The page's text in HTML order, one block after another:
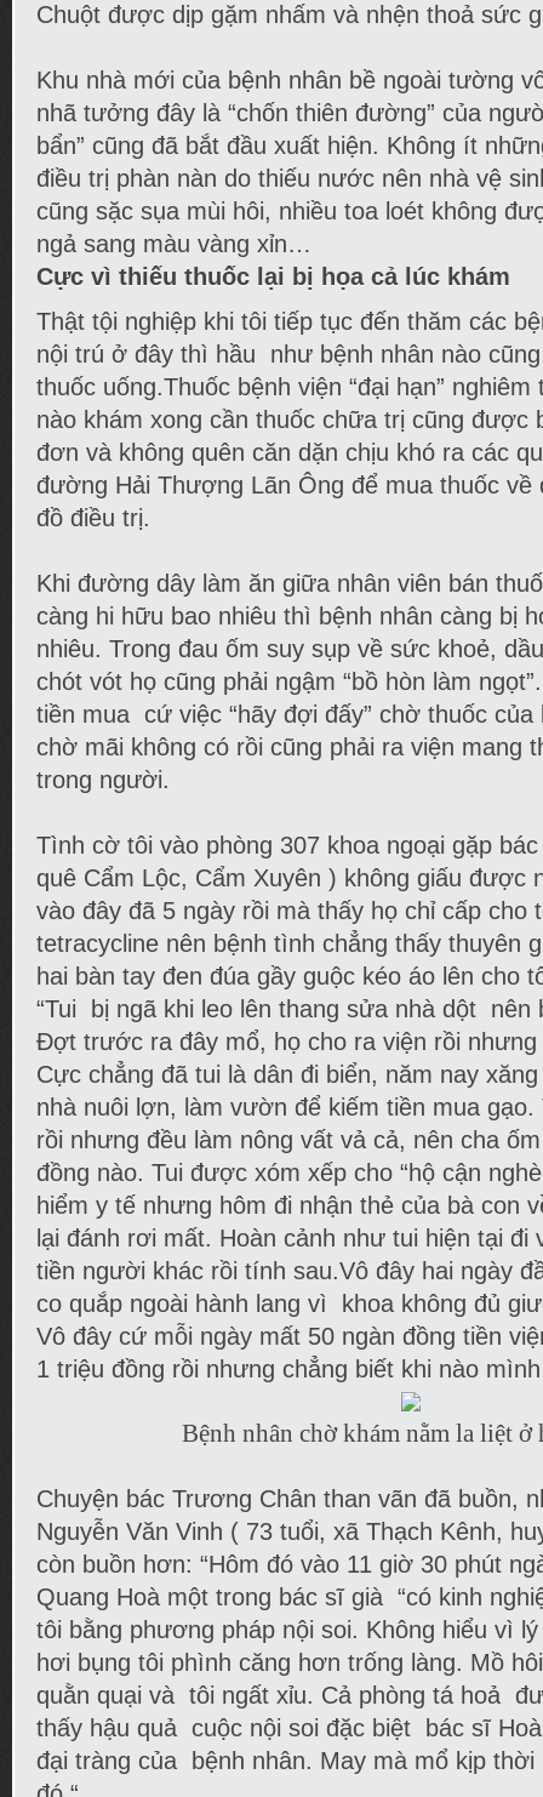
Chuột được dịp gặm nhấm và nhện thoả sức
Khu nhà mới của bệnh nhân bề ngoài tường
nhã tưởng đây là “chốn thiên đường” của
bẩn” cũng đã bắt đầu xuất hiện. Không ít
điều trị phàn nàn do thiếu nước nên nhà vệ
cũng sặc sụa mùi hôi, nhiều toa loét không
ngả sang màu vàng xỉn…
Cực vì thiếu thuốc lại bị họa cả lúc khám
Thật tội nghiệp khi tôi tiếp tục đến thăm các
nội trú ở đây thì hầu như bệnh nhân nào
thuốc uống.Thuốc bệnh viện “đại hạn”
nào khám xong cần thuốc chữa trị cũng được
đơn và không quên căn dặn chịu khó ra các
đường Hải Thượng Lãn Ông để mua thuốc về
đồ điều trị.
Khi đường dây làm ăn giữa nhân viên bán
càng hi hữu bao nhiêu thì bệnh nhân càng bị
nhiêu. Trong đau ốm suy sụp về sức khoẻ,
chót vót họ cũng phải ngậm “bồ hòn làm
tiền mua cứ việc “hãy đợi đấy” chờ thuốc của
chờ mãi không có rồi cũng phải ra viện mang
trong người.
Tình cờ tôi vào phòng 307 khoa ngoại gặp
quê Cẩm Lộc, Cẩm Xuyên ) không giấu được
vào đây đã 5 ngày rồi mà thấy họ chỉ cấp cho
tetracycline nên bệnh tình chẳng thấy thuyên
hai bàn tay đen đúa gầy guộc kéo áo lên cho
“Tui bị ngã khi leo lên thang sửa nhà dột nên
Đợt trước ra đây mổ, họ cho ra viện rồi nhưng
Cực chẳng đã tui là dân đi biển, năm nay
nhà nuôi lợn, làm vườn để kiếm tiền mua
rồi nhưng đều làm nông vất vả cả, nên cha
đồng nào. Tui được xóm xếp cho “hộ cận
hiểm y tế nhưng hôm đi nhận thẻ của bà con
lại đánh rơi mất. Hoàn cảnh như tui hiện tại đi
tiền người khác rồi tính sau.Vô đây hai ngày
co quắp ngoài hành lang vì khoa không đủ
Vô đây cứ mỗi ngày mất 50 ngàn đồng tiền
1 triệu đồng rồi nhưng chẳng biết khi nào
Bệnh nhân chờ khám nằm la liệt ở
Chuyện bác Trương Chân than vãn đã buồn,
Nguyễn Văn Vinh ( 73 tuổi, xã Thạch Kênh,
còn buồn hơn: “Hôm đó vào 11 giờ 30 phút
Quang Hoà một trong bác sĩ già “có kinh
tôi bằng phương pháp nội soi. Không hiểu vì
hơi bụng tôi phình căng hơn trống làng. Mồ
quằn quại và tôi ngất xỉu. Cả phòng tá hoả
thấy hậu quả cuộc nội soi đặc biệt bác sĩ
đại tràng của bệnh nhân. May mà mổ kịp thời